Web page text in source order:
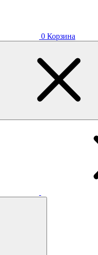
0 Корзина